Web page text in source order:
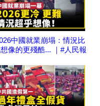
中國就業崩塌：情況比
像的更殘酷... ｜#人民報